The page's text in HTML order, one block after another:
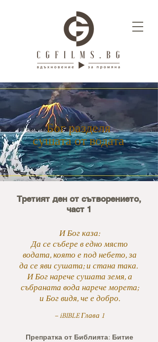
Бог разделя
сушата от водата
Третият ден от сътворението,
част 1
И Бог каза:
Да се събере в едно място
водата, която е под небето, за
да се яви сушата; и стана така.
И Бог нарече сушата земя, а
събраната вода нарече морета;
и Бог видя, че е добро.
– iBIBLE Глава 1
Препратка от Библията: Битие